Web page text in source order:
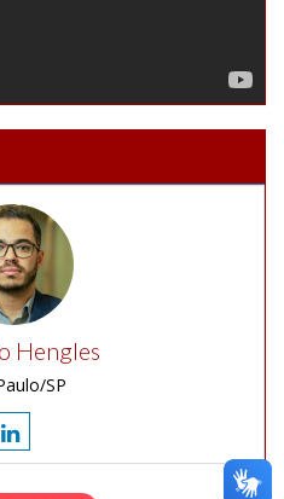
Hengles
SP